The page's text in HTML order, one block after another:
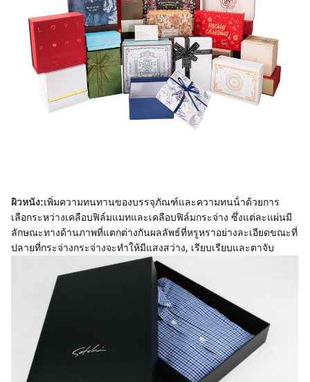
ผิวหนัง:เพิ่มความทนทานของบรรจุภัณฑ์และความทนน้ําด้วยการ
เลือกระหว่างเคลือบฟิล์มแมทและเคลือบฟิล์มกระจ่าง ซึ่งแต่ละแผ่นมี
ลักษณะทางด้านภาพที่แตกต่างกันผลลัพธ์ที่หรูหราอย่างละเอียดขณะที่
ปลายที่กระจ่างกระจ่างจะทําให้มีแสงสว่าง, เรียบเรียบและตาจับ